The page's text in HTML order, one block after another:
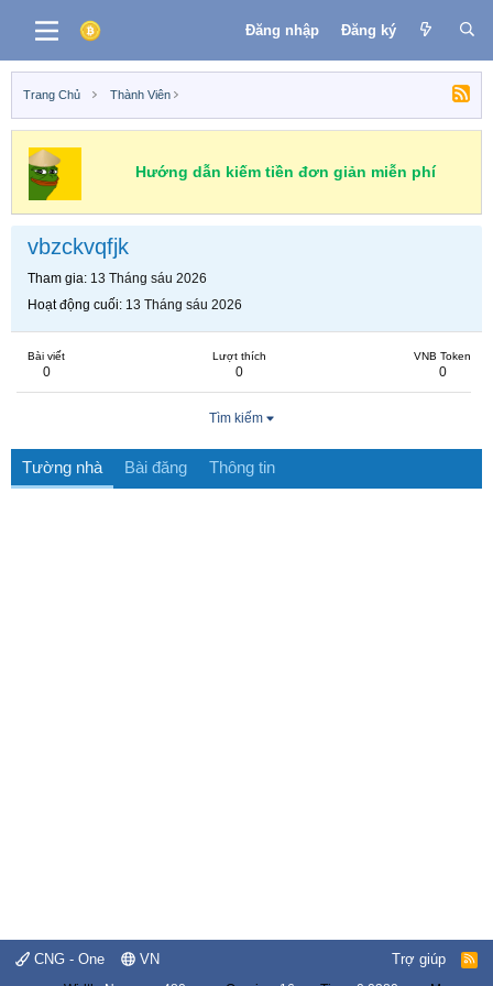
Đăng nhập Đăng ký
Trang Chủ Thành Viên
Hướng dẫn kiếm tiền đơn giản miễn phí
vbzckvqfjk
Tham gia 13 Tháng sáu 2026
Hoạt động cuối 13 Tháng sáu 2026
Bài viết
0
Lượt thích
0
VNB Token
0
Tìm kiếm
Tường nhà Bài đăng Thông tin
CNG - One VN Trợ giúp
R